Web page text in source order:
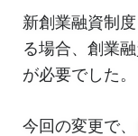
新創業融資制
る場合、創業
が必要でした。
今回の変更で、